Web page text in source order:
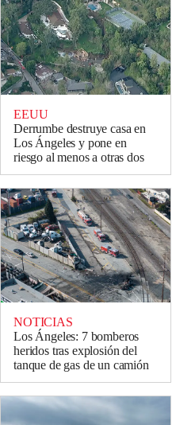
EEUU
Derrumbe destruye casa en
Los Ángeles y pone en
riesgo al menos a otras dos
NOTICIAS
Los Ángeles: 7 bomberos
heridos tras explosión del
tanque de gas de un camión